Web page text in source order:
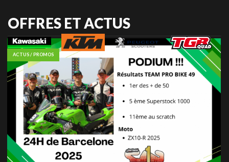
OFFRES ET ACTUS
ACTUS / PROMOS